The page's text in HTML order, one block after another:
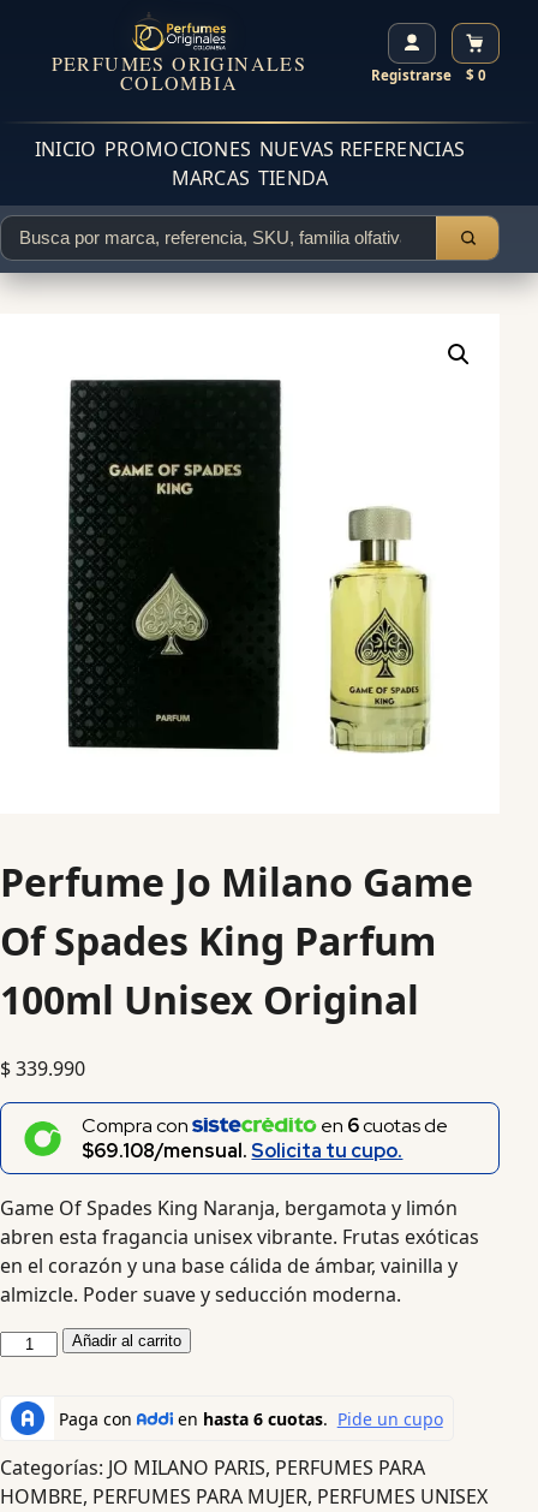
PERFUMES ORIGINALES
COLOMBIA Registrarse $ 0
INICIO PROMOCIONES NUEVAS REFERENCIAS
MARCAS TIENDA
Perfume Jo Milano Game
Of Spades King Parfum
100ml Unisex Original
$339.990
Compra con en 6cuotas de
$69.108/mensual.Solicita tu cupo.
Game Of Spades King Naranja, bergamota y limón
abren esta fragancia unisex vibrante. Frutas exóticas
en el corazón y una base cálida de ámbar, vainilla y
almizcle. Poder suave y seducción moderna.
Añadir al carrito
Categorías: JO MILANO PARIS, PERFUMES PARA
HOMBRE, PERFUMES PARA MUJER, PERFUMES UNISEX